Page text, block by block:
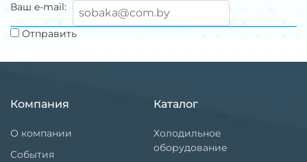
Ваш e-mail:
Отправить
Компания
О компании
События
Каталог
Холодильное
оборудование